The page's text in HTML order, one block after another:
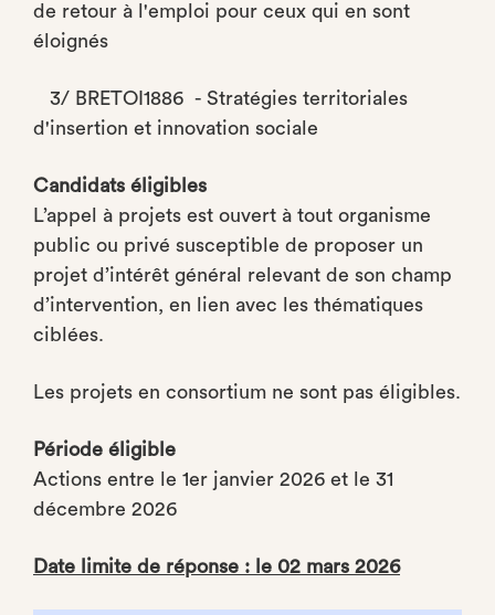
de retour à l'emploi pour ceux qui en sont
éloignés
3/ BRETOI1886 - Stratégies territoriales
d'insertion et innovation sociale
Candidats éligibles
L’appel à projets est ouvert à tout organisme
public ou privé susceptible de proposer un
projet d’intérêt général relevant de son champ
d’intervention, en lien avec les thématiques
ciblées.
Les projets en consortium ne sont pas éligibles.
Période éligible
Actions entre le 1er janvier 2026 et le 31
décembre 2026
Date limite de réponse : le 02 mars 2026